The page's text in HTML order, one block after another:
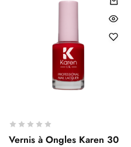
Vernis à Ongles Karen 30